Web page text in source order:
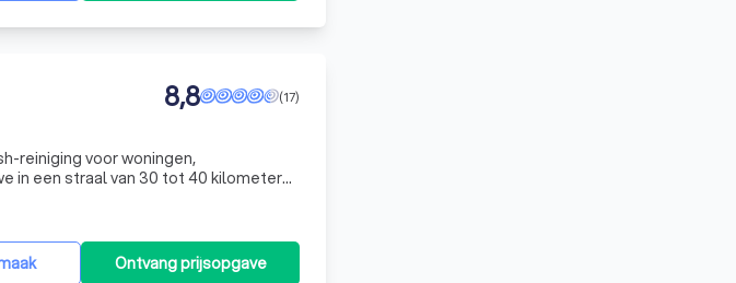
(17)
8,8
reiniging voor woningen,
in een straal van 30 tot 40 kilometer
Kampen, Zwolle, Harderwijk en
Ontvang prijsopgave